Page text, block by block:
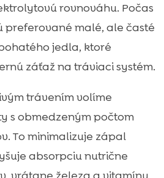
rovnováhu. Počas
preferované malé, ale časté
jedla, ktoré
záťaž na tráviaci systém.
trávením volíme
s obmedzeným počtom
To minimalizuje zápal
absorpciu nutrične